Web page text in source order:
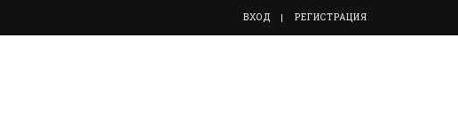
ВХОД РЕГИСТРАЦИЯ